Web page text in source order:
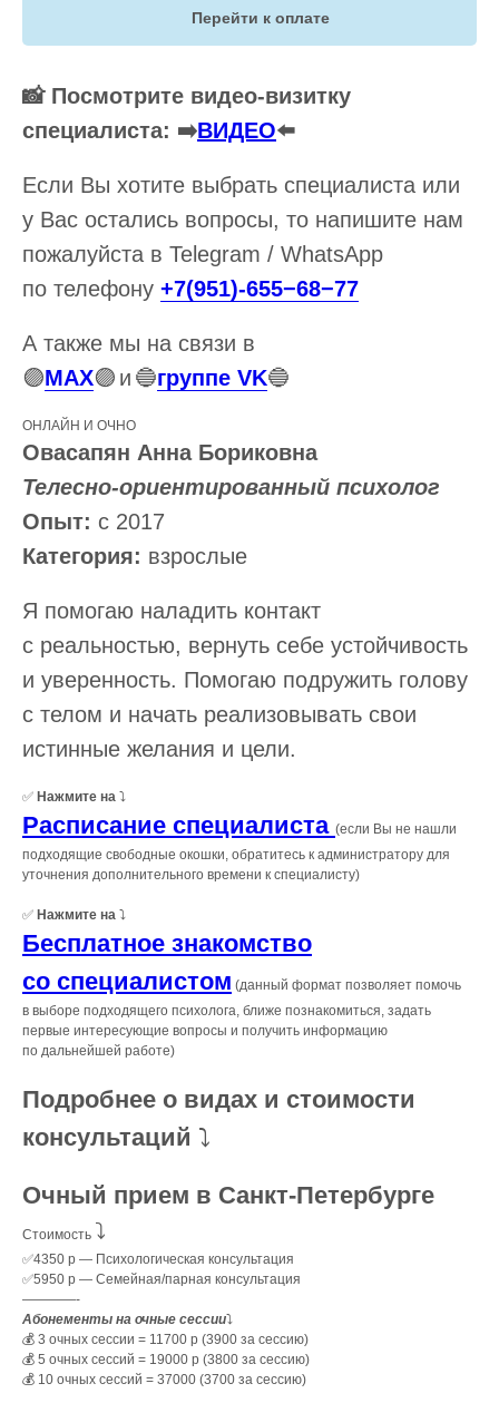
Перейти к оплате
📸 Посмотрите видео-визитку
специалиста: ➡️ВИДЕО⬅️
Если Вы хотите выбрать специалиста или
у Вас остались вопросы, то напишите нам
пожалуйста в Telegram / WhatsApp
по телефону +7(951)-655−68−77
А также мы на связи в
🟣MAX🟣 и 🔵группе VK🔵
ОНЛАЙН И ОЧНО
Овасапян Анна Бориковна
Телесно-ориентированный психолог
Опыт: с 2017
Категория: взрослые
Я помогаю наладить контакт
с реальностью, вернуть себе устойчивость
и уверенность. Помогаю подружить голову
с телом и начать реализовывать свои
истинные желания и цели.
✅ Нажмите на ⤵️
Расписание специалиста (если Вы не нашли
подходящие свободные окошки, обратитесь к администратору для
уточнения дополнительного времени к специалисту)
✅ Нажмите на ⤵️
Бесплатное знакомство
со специалистом (данный формат позволяет помочь
в выборе подходящего психолога, ближе познакомиться, задать
первые интересующие вопросы и получить информацию
по дальнейшей работе)
Подробнее о видах и стоимости
консультаций ⤵️
Очный прием в Санкт-Петербурге
Стоимость ⤵️
✅4350 р — Психологическая консультация
✅5950 р — Семейная/парная консультация
————-
Абонементы на очные сессии⤵️
💰 3 очных сессии = 11700 р (3900 за сессию)
💰 5 очных сессий = 19000 р (3800 за сессию)
💰 10 очных сессий = 37000 (3700 за сессию)